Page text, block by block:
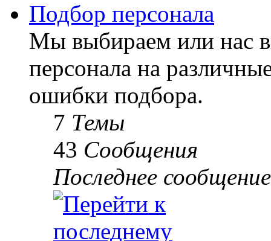
Подбор персонала
Мы выбираем или нас
персонала на
ошибки подбора.
7 Темы
43 Сообщения
Последнее сообщение